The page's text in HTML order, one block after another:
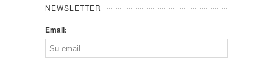
NEWSLETTER
Email: